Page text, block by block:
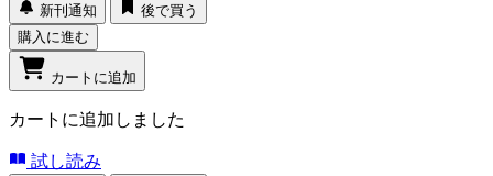
新刊通知
後で買う
購入に進む
カートに追加
カートに追加しました
試し読み